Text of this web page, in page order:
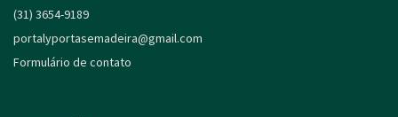
(31) 3654-9189
portalyportasemadeira@gmail.com
Formulário de contato